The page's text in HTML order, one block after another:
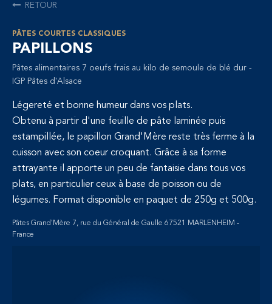
RETOUR
PÂTES COURTES CLASSIQUES
PAPILLONS
Pâtes alimentaires 7 oeufs frais au kilo de semoule de blé dur -
IGP Pâtes d'Alsace
Légereté et bonne humeur dans vos plats.
Obtenu à partir d'une feuille de pâte laminée puis
estampillée, le papillon Grand'Mère reste très ferme à la
cuisson avec son coeur croquant. Grâce à sa forme
attrayante il apporte un peu de fantaisie dans tous vos
plats, en particulier ceux à base de poisson ou de
légumes. Format disponible en paquet de 250g et 500g.
Pâtes Grand'Mère 7, rue du Général de Gaulle 67521 MARLENHEIM -
France